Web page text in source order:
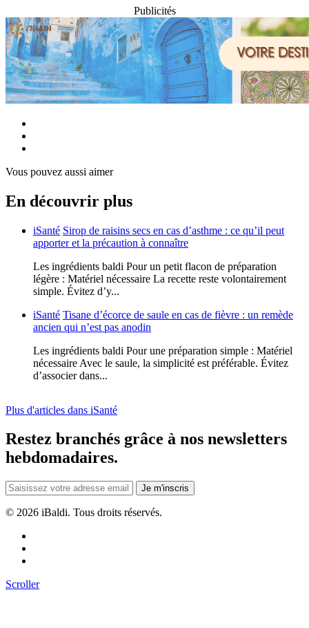
Publicités
Vous pouvez aussi aimer
En découvrir plus
iSanté Sirop de raisins secs en cas d’asthme : ce qu’il peut
apporter et la précaution à connaître
Les ingrédients baldi Pour un petit flacon de préparation
légère : Matériel nécessaire La recette reste volontairement
simple. Évitez d’y...
iSanté Tisane d’écorce de saule en cas de fièvre : un remède
ancien qui n’est pas anodin
Les ingrédients baldi Pour une préparation simple : Matériel
nécessaire Avec le saule, la simplicité est préférable. Évitez
d’associer dans...
Plus d'articles dans iSanté
Restez branchés grâce à nos newsletters
hebdomadaires.
Je m'inscris
© 2026 iBaldi. Tous droits réservés.
Scroller